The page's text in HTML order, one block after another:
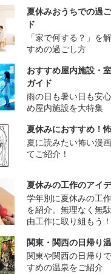
夏休みおうちでの過
ド
「家で何する？」を
すめの過ごし方
おすすめ屋内施設・
ガイド
雨の日も暑い日も安
め屋内施設を大特集
夏休みにおすすめ！
夏に読みたい怖い漫
てご紹介！
夏休みの工作のアイ
学年別に夏休みの工
を紹介。無理なく無
由工作に取り組もう！
関東・関西の日帰り
関東や関西の日帰り
すめの温泉をご紹介